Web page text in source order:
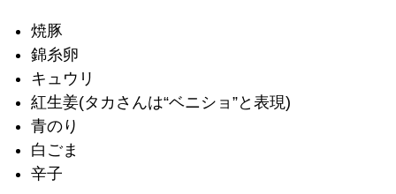
焼豚
錦糸卵
キュウリ
紅生姜(タカさんは“ベニショ”と表現)
青のり
白ごま
辛子